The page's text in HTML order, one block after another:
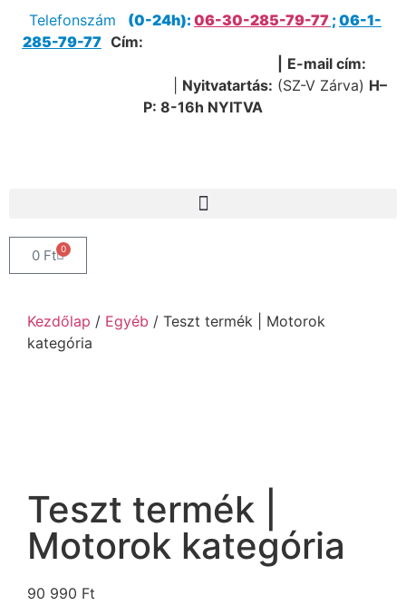
Telefonszám (0-24h): 06-30-285-79-77 ;06-1-
285-79-77 Cím:
E-mail cím:
Nyitvatartás: (SZ-V Zárva) H–
P: 8-16h NYITVA
0 Ft 0
Kezdőlap / Egyéb / Teszt termék | Motorok
kategória
Teszt termék |
Motorok kategória
90 990 Ft